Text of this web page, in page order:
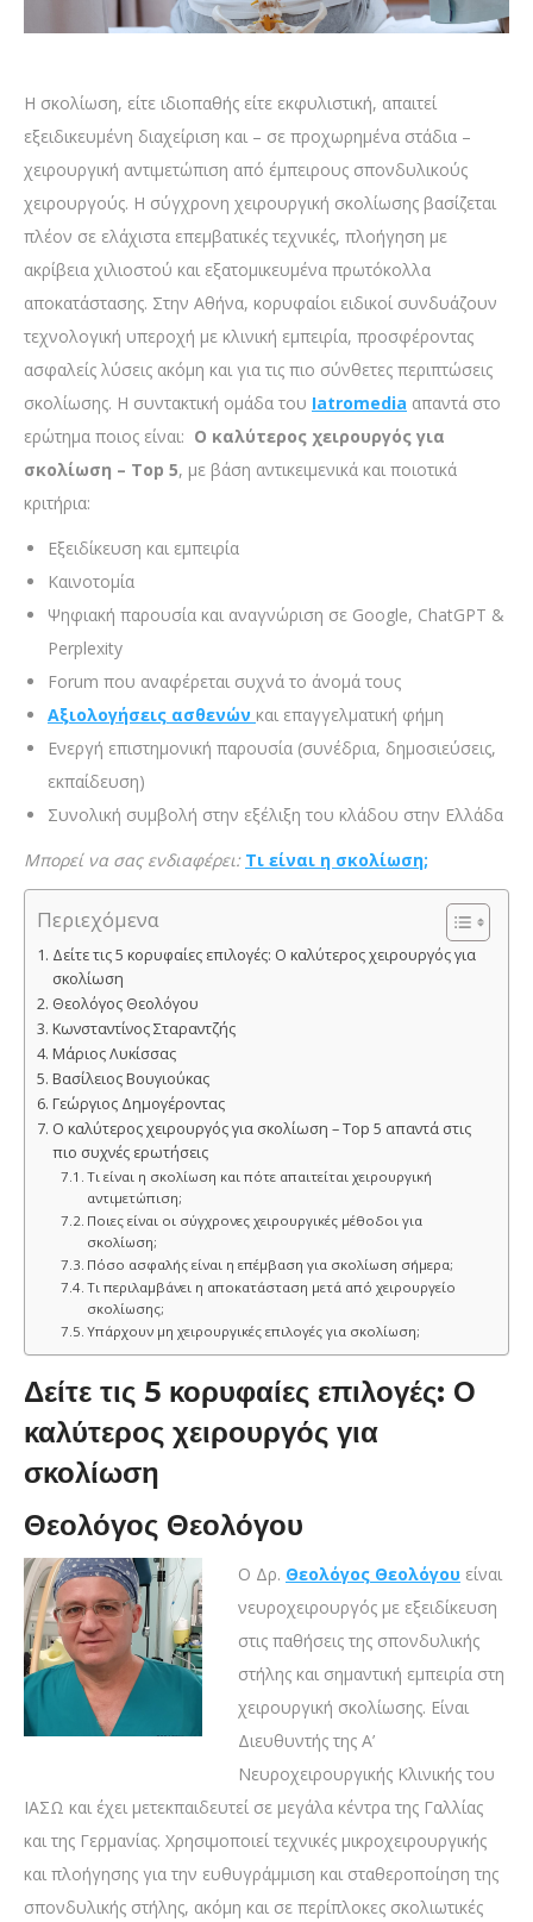
Η σκολίωση, είτε ιδιοπαθής είτε εκφυλιστική, απαιτεί
εξειδικευμένη διαχείριση και – σε προχωρημένα στάδια –
χειρουργική αντιμετώπιση από έμπειρους σπονδυλικούς
χειρουργούς. Η σύγχρονη χειρουργική σκολίωσης βασίζεται
πλέον σε ελάχιστα επεμβατικές τεχνικές, πλοήγηση με
ακρίβεια χιλιοστού και εξατομικευμένα πρωτόκολλα
αποκατάστασης. Στην Αθήνα, κορυφαίοι ειδικοί συνδυάζουν
τεχνολογική υπεροχή με κλινική εμπειρία, προσφέροντας
ασφαλείς λύσεις ακόμη και για τις πιο σύνθετες περιπτώσεις
σκολίωσης. Η συντακτική ομάδα του Iatromedia απαντά στο
ερώτημα ποιος είναι: Ο καλύτερος χειρουργός για
σκολίωση – Top 5, με βάση αντικειμενικά και ποιοτικά
κριτήρια:
Εξειδίκευση και εμπειρία
Καινοτομία
Ψηφιακή παρουσία και αναγνώριση σε Google, ChatGPT &
Perplexity
Forum που αναφέρεται συχνά το άνομά τους
Αξιολογήσεις ασθενών και επαγγελματική φήμη
Ενεργή επιστημονική παρουσία (συνέδρια, δημοσιεύσεις,
εκπαίδευση)
Συνολική συμβολή στην εξέλιξη του κλάδου στην Ελλάδα
Mπορεί να σας ενδιαφέρει: Τι είναι η σκολίωση;
Περιεχόμενα
Δείτε τις 5 κορυφαίες επιλογές: Ο καλύτερος χειρουργός για
σκολίωση
Θεολόγος Θεολόγου
Κωνσταντίνος Σταραντζής
Μάριος Λυκίσσας
Βασίλειος Βουγιούκας
Γεώργιος Δημογέροντας
Ο καλύτερος χειρουργός για σκολίωση – Top 5 απαντά στις
πιο συχνές ερωτήσεις
Τι είναι η σκολίωση και πότε απαιτείται χειρουργική
αντιμετώπιση;
Ποιες είναι οι σύγχρονες χειρουργικές μέθοδοι για
σκολίωση;
Πόσο ασφαλής είναι η επέμβαση για σκολίωση σήμερα;
Τι περιλαμβάνει η αποκατάσταση μετά από χειρουργείο
σκολίωσης;
Υπάρχουν μη χειρουργικές επιλογές για σκολίωση;
Δείτε τις 5 κορυφαίες επιλογές: Ο
καλύτερος χειρουργός για
σκολίωση
Θεολόγος Θεολόγου
Ο Δρ. Θεολόγος Θεολόγου είναι
νευροχειρουργός με εξειδίκευση
στις παθήσεις της σπονδυλικής
στήλης και σημαντική εμπειρία στη
χειρουργική σκολίωσης. Είναι
Διευθυντής της Α’
Νευροχειρουργικής Κλινικής του
ΙΑΣΩ και έχει μετεκπαιδευτεί σε μεγάλα κέντρα της Γαλλίας
και της Γερμανίας. Χρησιμοποιεί τεχνικές μικροχειρουργικής
και πλοήγησης για την ευθυγράμμιση και σταθεροποίηση της
σπονδυλικής στήλης, ακόμη και σε περίπλοκες σκολιωτικές